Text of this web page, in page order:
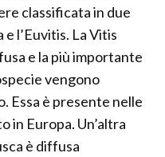
classificata in due
l’Euvitis. La Vitis
e la più importante
vengono
Essa è presente nelle
Europa. Un’altra
è diffusa